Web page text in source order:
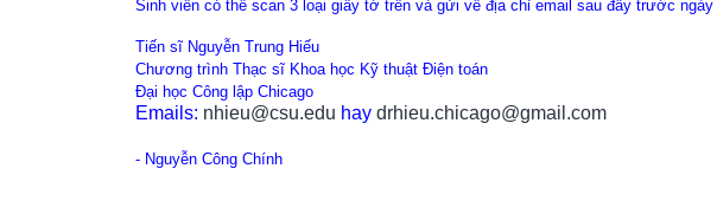
Sinh viên có thể scan 3 loại giấy tờ trên và gửi về địa chỉ email sau đây trước ngày
Tiến sĩ Nguyễn Trung Hiếu
Chương trình Thạc sĩ Khoa học Kỹ thuật Điện toán
Đại học Công lập Chicago
Emails: nhieu@csu.edu hay drhieu.chicago@gmail.com
- Nguyễn Công Chính